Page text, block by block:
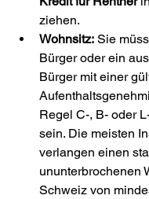
ziehen.
Wohnsitz: Sie
Bürger oder ein
Bürger mit einer
Regel C-, B- oder
sein. Die meisten
verlangen einen
ununterbrochenen
Schweiz von